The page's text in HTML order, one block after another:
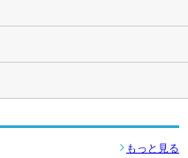
もっと見る